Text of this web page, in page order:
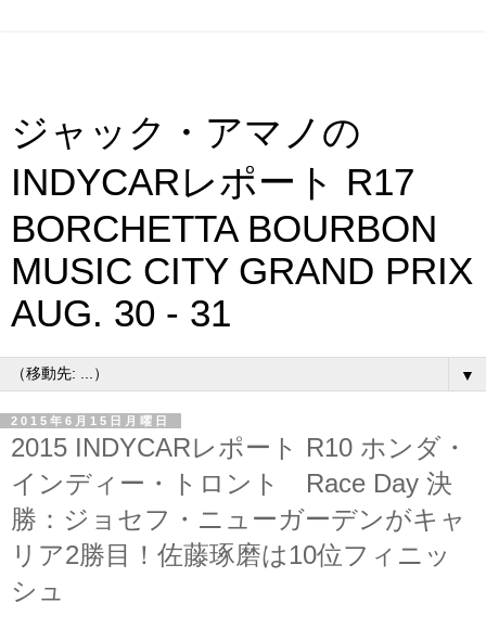
ジャック・アマノの
INDYCARレポート R17
BORCHETTA BOURBON
MUSIC CITY GRAND PRIX
AUG. 30 - 31
▼
2015年6月15日月曜日
2015 INDYCARレポート R10 ホンダ・
インディー・トロント Race Day 決
勝：ジョセフ・ニューガーデンがキャ
リア2勝目！佐藤琢磨は10位フィニッ
シュ